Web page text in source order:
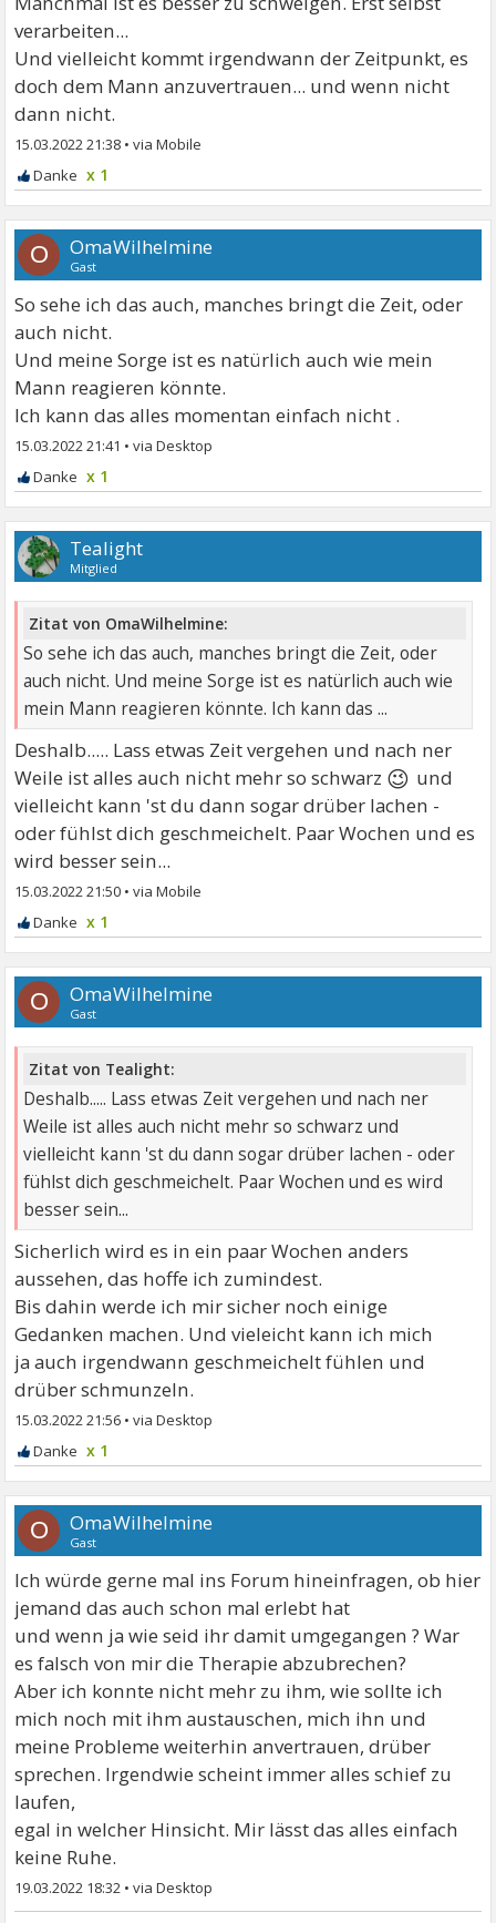
verarbeiten...
Und vielleicht kommt irgendwann der Zeitpunkt, es
doch dem Mann anzuvertrauen... und wenn nicht
dann nicht.
15.03.2022 21:38 •
x 1
O OmaWilhelmine
Gast
So sehe ich das auch, manches bringt die Zeit, oder
auch nicht.
Und meine Sorge ist es natürlich auch wie mein
Mann reagieren könnte.
Ich kann das alles momentan einfach nicht .
15.03.2022 21:41 •
x 1
Tealight
Mitglied
Zitat von OmaWilhelmine:
So sehe ich das auch, manches bringt die Zeit, oder
auch nicht. Und meine Sorge ist es natürlich auch wie
mein Mann reagieren könnte. Ich kann das ...
Deshalb..... Lass etwas Zeit vergehen und nach ner
Weile ist alles auch nicht mehr so schwarz 😉 und
vielleicht kann 'st du dann sogar drüber lachen -
oder fühlst dich geschmeichelt. Paar Wochen und es
wird besser sein...
15.03.2022 21:50 •
x 1
O OmaWilhelmine
Gast
Zitat von Tealight:
Deshalb..... Lass etwas Zeit vergehen und nach ner
Weile ist alles auch nicht mehr so schwarz und
vielleicht kann 'st du dann sogar drüber lachen - oder
fühlst dich geschmeichelt. Paar Wochen und es wird
besser sein...
Sicherlich wird es in ein paar Wochen anders
aussehen, das hoffe ich zumindest.
Bis dahin werde ich mir sicher noch einige
Gedanken machen. Und vieleicht kann ich mich
ja auch irgendwann geschmeichelt fühlen und
drüber schmunzeln.
15.03.2022 21:56 •
x 1
O OmaWilhelmine
Gast
Ich würde gerne mal ins Forum hineinfragen, ob hier
jemand das auch schon mal erlebt hat
und wenn ja wie seid ihr damit umgegangen ? War
es falsch von mir die Therapie abzubrechen?
Aber ich konnte nicht mehr zu ihm, wie sollte ich
mich noch mit ihm austauschen, mich ihn und
meine Probleme weiterhin anvertrauen, drüber
sprechen. Irgendwie scheint immer alles schief zu
laufen,
egal in welcher Hinsicht. Mir lässt das alles einfach
keine Ruhe.
19.03.2022 18:32 •